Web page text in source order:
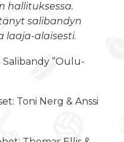
hallituksessa.
salibandyn
laaja-alaisesti.
”Oulu-
Toni Nerg & Anssi